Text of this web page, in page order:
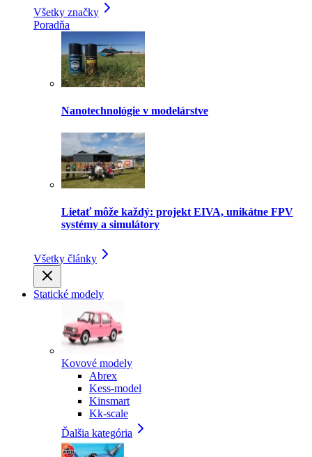
Všetky značky
Poradňa
Nanotechnológie v modelárstve
Lietať môže každý: projekt EIVA, unikátne FPV
systémy a simulátory
Všetky články
Statické modely
Kovové modely
Abrex
Kess-model
Kinsmart
Kk-scale
Ďalšia kategória